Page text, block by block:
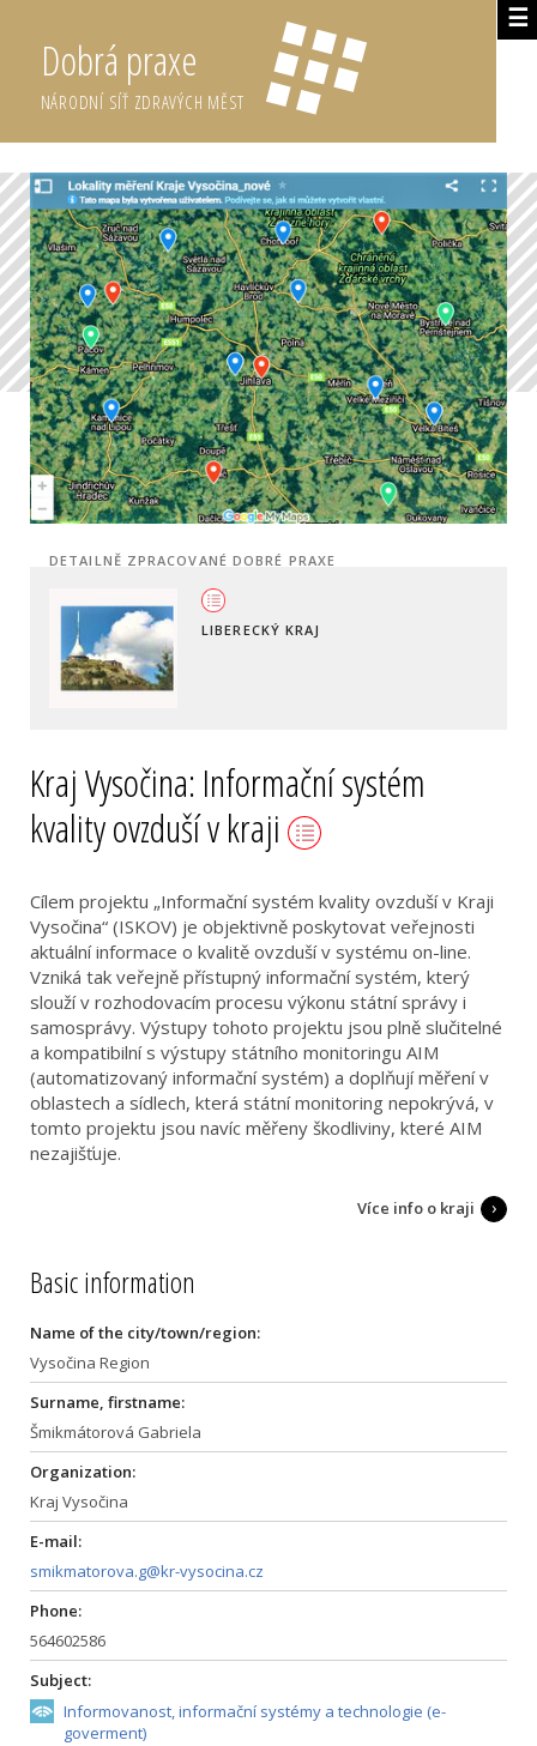
☰
Dobrá praxe
NÁRODNÍ SÍŤ ZDRAVÝCH MĚST
DETAILNĚ ZPRACOVANÉ DOBRÉ PRAXE
LIBERECKÝ KRAJ
Kraj Vysočina: Informační systém
kvality ovzduší v kraji
Cílem projektu „Informační systém kvality ovzduší v Kraji
Vysočina“ (ISKOV) je objektivně poskytovat veřejnosti
aktuální informace o kvalitě ovzduší v systému on-line.
Vzniká tak veřejně přístupný informační systém, který
slouží v rozhodovacím procesu výkonu státní správy i
samosprávy. Výstupy tohoto projektu jsou plně slučitelné
a kompatibilní s výstupy státního monitoringu AIM
(automatizovaný informační systém) a doplňují měření v
oblastech a sídlech, která státní monitoring nepokrývá, v
tomto projektu jsou navíc měřeny škodliviny, které AIM
nezajišťuje.
Více info o kraji
Basic information
Name of the city/town/region:
Vysočina Region
Surname, firstname:
Šmikmátorová Gabriela
Organization:
Kraj Vysočina
E-mail:
smikmatorova.g@kr-vysocina.cz
Phone:
564602586
Subject:
Informovanost, informační systémy a technologie (e-
goverment)